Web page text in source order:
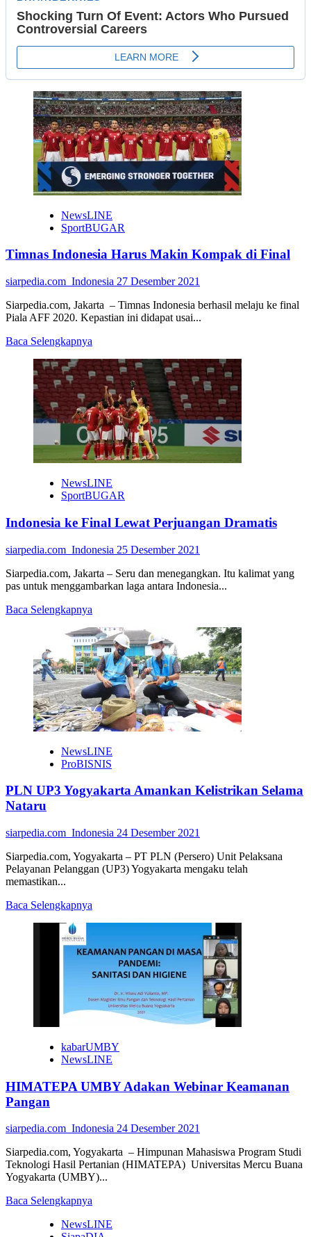
NewsLINE
SportBUGAR
Timnas Indonesia Harus Makin Kompak di Final
siarpedia.com_Indonesia 27 Desember 2021
Siarpedia.com, Jakarta – Timnas Indonesia berhasil melaju ke final
Piala AFF 2020. Kepastian ini didapat usai...
Baca Selengkapnya
about
Timnas
Indonesia
Harus
Makin
Kompak
di
Final
NewsLINE
SportBUGAR
Indonesia ke Final Lewat Perjuangan Dramatis
siarpedia.com_Indonesia 25 Desember 2021
Siarpedia.com, Jakarta – Seru dan menegangkan. Itu kalimat yang
pas untuk menggambarkan laga antara Indonesia...
Baca Selengkapnya
about
Indonesia
ke
Final
Lewat
Perjuangan
Dramatis
NewsLINE
ProBISNIS
PLN UP3 Yogyakarta Amankan Kelistrikan Selama
Nataru
siarpedia.com_Indonesia 24 Desember 2021
Siarpedia.com, Yogyakarta – PT PLN (Persero) Unit Pelaksana
Pelayanan Pelanggan (UP3) Yogyakarta mengaku telah
memastikan...
Baca Selengkapnya
UP3
Yogyakarta
Amankan
Kelistrikan
Selama
Nataru
kabarUMBY
NewsLINE
HIMATEPA UMBY Adakan Webinar Keamanan
Pangan
siarpedia.com_Indonesia 24 Desember 2021
Siarpedia.com, Yogyakarta – Himpunan Mahasiswa Program Studi
Teknologi Hasil Pertanian (HIMATEPA) Universitas Mercu Buana
Yogyakarta (UMBY)...
Baca Selengkapnya
about
NewsLINE